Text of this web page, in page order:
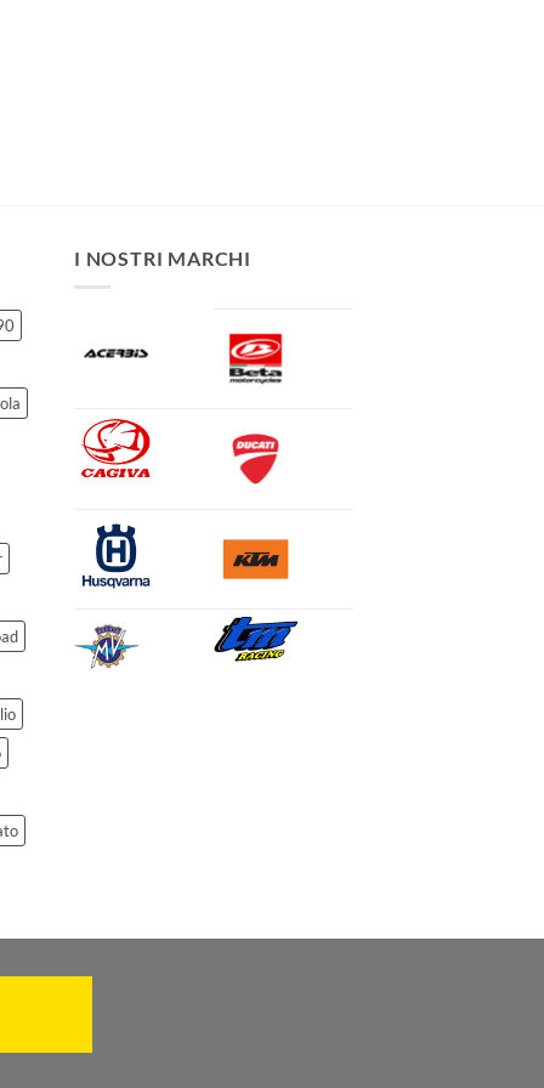
I NOSTRI MARCHI